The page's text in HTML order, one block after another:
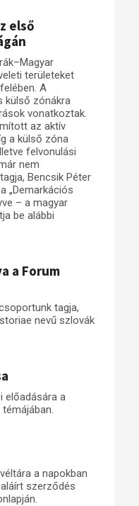
első
területeket
A
külső zónákra
vonatkoztak.
az aktív
a külső zóna
felvonulási
nem
Bencsik Péter
„Demarkációs
– a magyar
be alábbi
a Forum
tagja,
nevű szlovák
előadására a
a napokban
szerződés